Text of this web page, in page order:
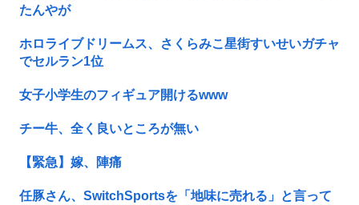
たんやが
ホロライブドリームス、さくらみこ星街すいせいガチャ
でセルラン1位
女子小学生のフィギュア開けるwww
チー牛、全く良いところが無い
【緊急】嫁、陣痛
任豚さん、SwitchSportsを「地味に売れる」と言って